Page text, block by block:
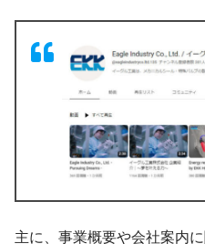
主に、事業概要や会社案内